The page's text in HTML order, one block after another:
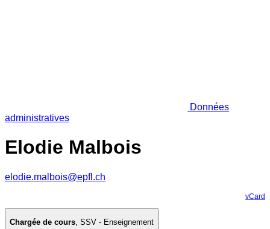
Données
administratives
Elodie Malbois
elodie.malbois@epfl.ch
vCard
Chargée de cours, SSV - Enseignement